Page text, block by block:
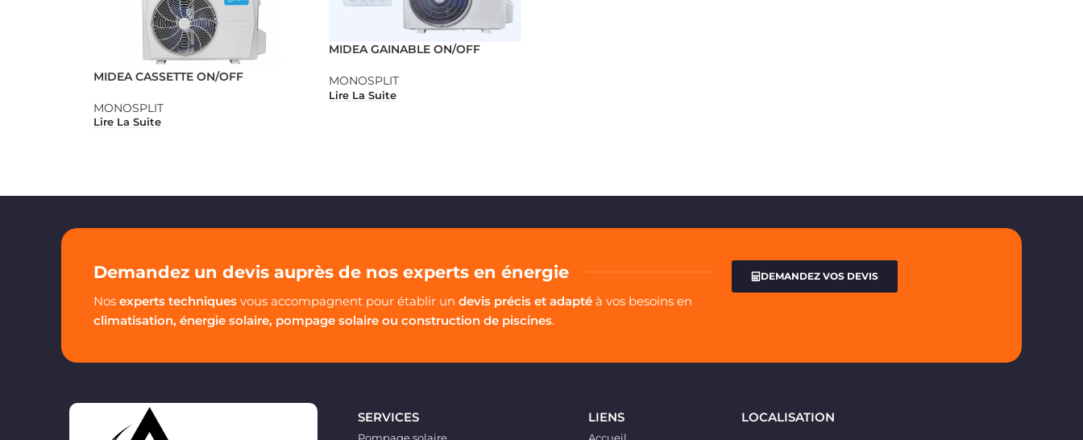
MIDEA CASSETTE ON/OFF
MONOSPLIT
Lire La Suite
MIDEA GAINABLE ON/OFF
MONOSPLIT
Lire La Suite
Demandez un devis auprès de nos experts en énergie
Nos experts techniques vous accompagnent pour établir un devis précis et adapté à vos besoins en
climatisation, énergie solaire, pompage solaire ou construction de piscines.
DEMANDEZ VOS DEVIS
LIENS
SERVICES LOCALISATION